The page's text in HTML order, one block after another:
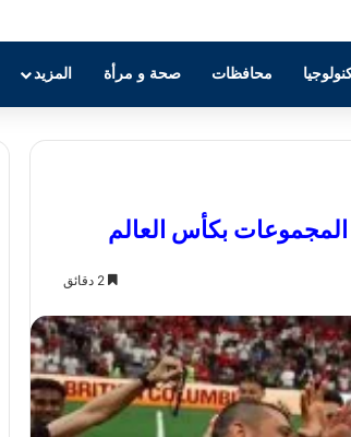
محافظات صحة و مرأة المزيد
بكأس العالم